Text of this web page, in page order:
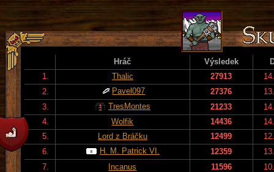
Hráč Výsledek
1.
Thalic 27913
2.
Pavel097 27376
3.
TresMontes 21233
4.
Wolfik 14436
5.
Lord z Bráčku 12499
6.
H. M. Patrick VI. 12359
7.
Incanus 11596